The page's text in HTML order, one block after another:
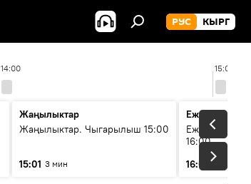
РУС КЫРГ
14:00 15:00
Жаңылыктар
Жаңылыктар. Чыгарылыш 15:00
15:01 3 мин
Ежедневные
Ежедневные
16:00
16:01
3 мин